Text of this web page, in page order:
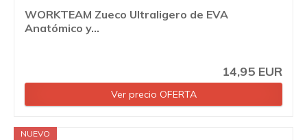
WORKTEAM Zueco Ultraligero de EVA
Anatómico y...
14,95 EUR
Ver precio OFERTA
NUEVO